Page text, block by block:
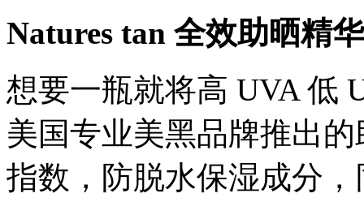
Natures tan 全效助晒精华
想要一瓶就将高 UVA 低
美国专业美黑品牌推出
指数，防脱水保湿成分